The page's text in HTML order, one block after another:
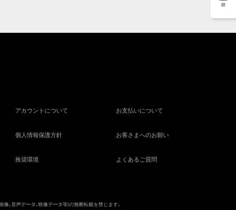
KR
アカウントについて お支払いについて
個人情報保護方針 お客さまへのお願い
推奨環境 よくあるご質問
像、音声データ、映像データ等)の無断転載を禁じます。